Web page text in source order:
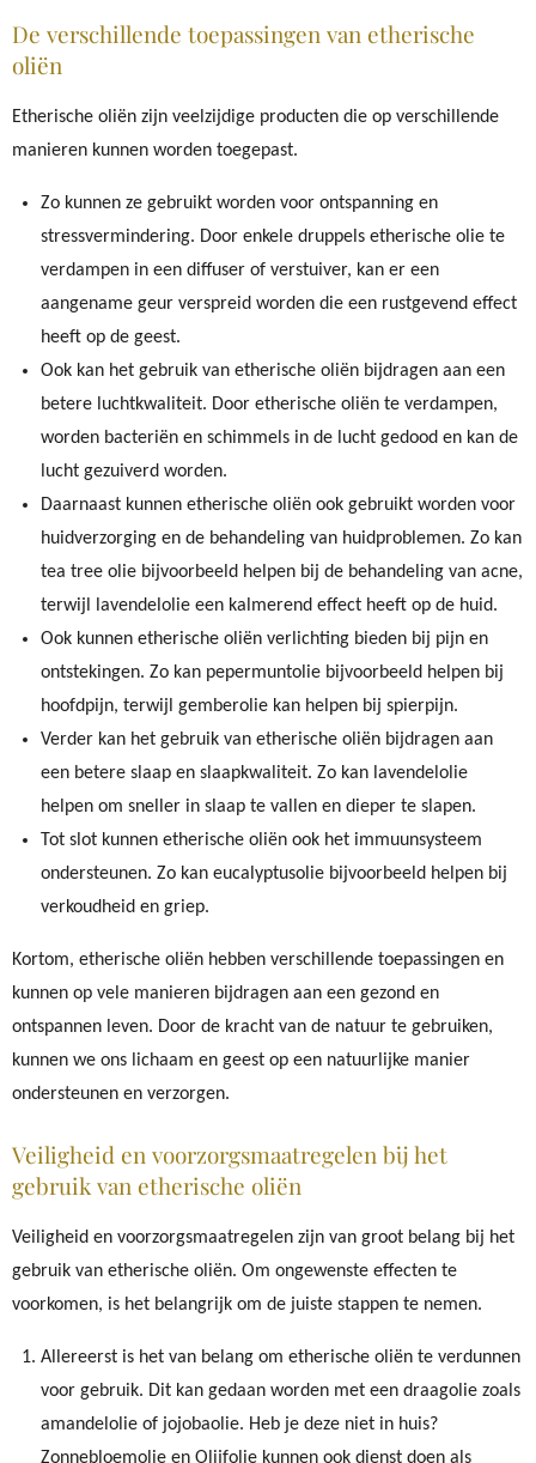
De verschillende toepassingen van etherische
oliën
Etherische oliën zijn veelzijdige producten die op verschillende
manieren kunnen worden toegepast.
Zo kunnen ze gebruikt worden voor ontspanning en
stressvermindering. Door enkele druppels etherische olie te
verdampen in een diffuser of verstuiver, kan er een
aangename geur verspreid worden die een rustgevend effect
heeft op de geest.
Ook kan het gebruik van etherische oliën bijdragen aan een
betere luchtkwaliteit. Door etherische oliën te verdampen,
worden bacteriën en schimmels in de lucht gedood en kan de
lucht gezuiverd worden.
Daarnaast kunnen etherische oliën ook gebruikt worden voor
huidverzorging en de behandeling van huidproblemen. Zo kan
tea tree olie bijvoorbeeld helpen bij de behandeling van acne,
terwijl lavendelolie een kalmerend effect heeft op de huid.
Ook kunnen etherische oliën verlichting bieden bij pijn en
ontstekingen. Zo kan pepermuntolie bijvoorbeeld helpen bij
hoofdpijn, terwijl gemberolie kan helpen bij spierpijn.
Verder kan het gebruik van etherische oliën bijdragen aan
een betere slaap en slaapkwaliteit. Zo kan lavendelolie
helpen om sneller in slaap te vallen en dieper te slapen.
Tot slot kunnen etherische oliën ook het immuunsysteem
ondersteunen. Zo kan eucalyptusolie bijvoorbeeld helpen bij
verkoudheid en griep.
Kortom, etherische oliën hebben verschillende toepassingen en
kunnen op vele manieren bijdragen aan een gezond en
ontspannen leven. Door de kracht van de natuur te gebruiken,
kunnen we ons lichaam en geest op een natuurlijke manier
ondersteunen en verzorgen.
Veiligheid en voorzorgsmaatregelen bij het
gebruik van etherische oliën
Veiligheid en voorzorgsmaatregelen zijn van groot belang bij het
gebruik van etherische oliën. Om ongewenste effecten te
voorkomen, is het belangrijk om de juiste stappen te nemen.
Allereerst is het van belang om etherische oliën te verdunnen
voor gebruik. Dit kan gedaan worden met een draagolie zoals
amandelolie of jojobaolie. Heb je deze niet in huis?
Zonnebloemolie en Olijfolie kunnen ook dienst doen als